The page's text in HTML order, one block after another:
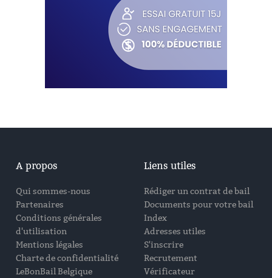
A propos
Qui sommes-nous
Partenaires
Conditions générales
d'utilisation
Mentions légales
Charte de confidentialité
LeBonBail Belgique
Liens utiles
Rédiger un contrat de bail
Documents pour votre bail
Index
Adresses utiles
S'inscrire
Recrutement
Vérificateur